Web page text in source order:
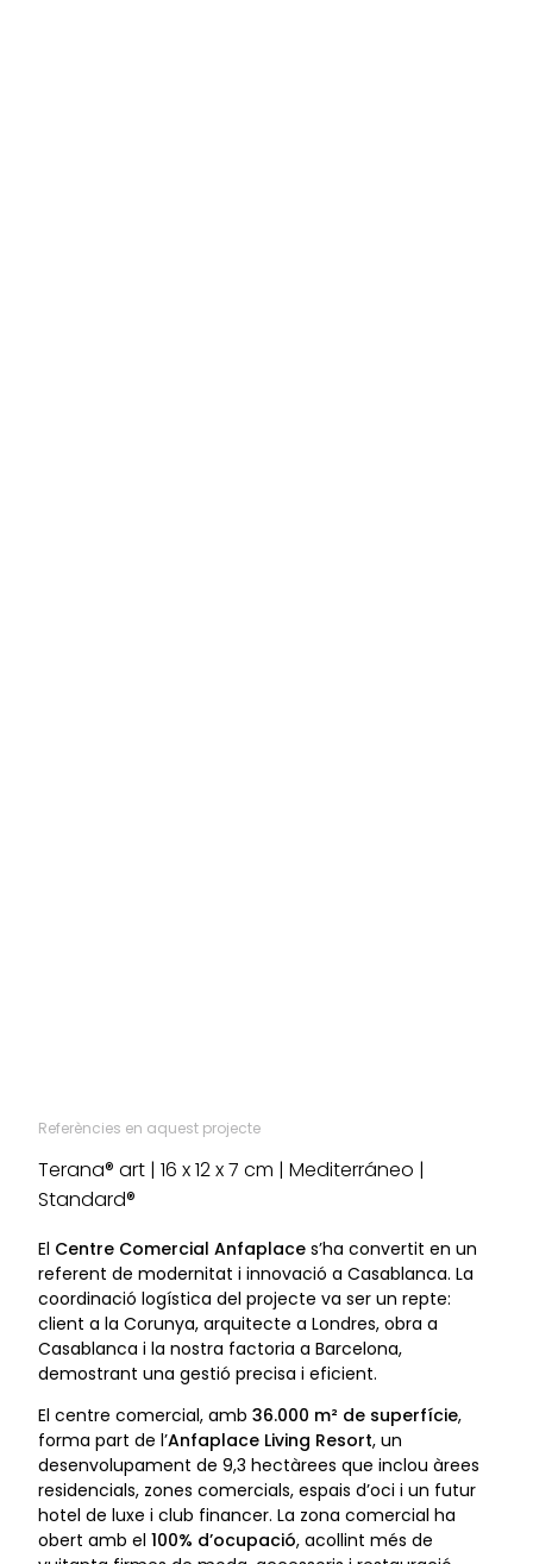
Referències en aquest projecte
Terana® art | 16 x 12 x 7 cm | Mediterráneo |
Standard®
El Centre Comercial Anfaplace s’ha convertit en un
referent de modernitat i innovació a Casablanca. La
coordinació logística del projecte va ser un repte:
client a la Corunya, arquitecte a Londres, obra a
Casablanca i la nostra factoria a Barcelona,
demostrant una gestió precisa i eficient.
El centre comercial, amb 36.000 m² de superfície,
forma part de l’Anfaplace Living Resort, un
desenvolupament de 9,3 hectàrees que inclou àrees
residencials, zones comercials, espais d’oci i un futur
hotel de luxe i club financer. La zona comercial ha
obert amb el 100% d’ocupació, acollint més de